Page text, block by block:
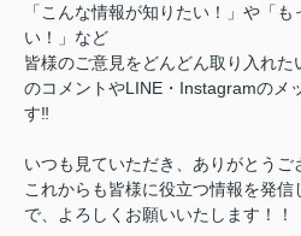
「こんな情報が知りたい！」や「
い！」など
皆様のご意見をどんどん取り入れ
のコメントやLINE・Instagramのメ
す‼️
いつも見ていただき、ありがとうご
これからも皆様に役立つ情報を発
で、よろしくお願いいたします！！